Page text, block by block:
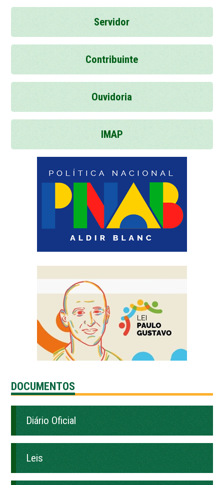
Servidor
Contribuinte
Ouvidoria
IMAP
DOCUMENTOS
Diário Oficial
Leis